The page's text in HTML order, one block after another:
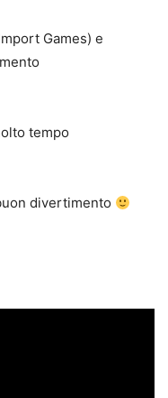
Games) e
tempo
divertimento